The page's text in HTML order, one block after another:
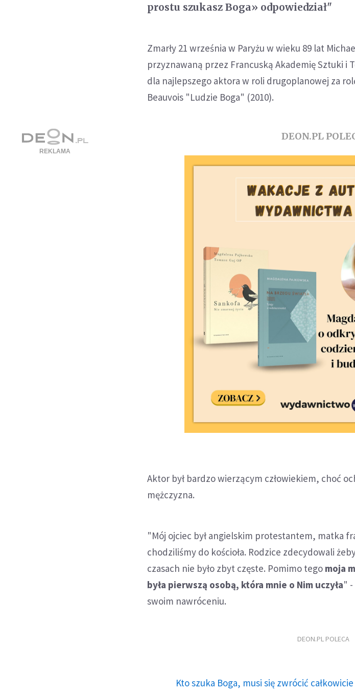
prostu szukasz Boga» odpowiedział"
Zmarły 21 września w Paryżu w wieku 89 lat
przyznawaną przez Francuską Akademię Sztuki i
dla najlepszego aktora w roli drugoplanowej za
Beauvois "Ludzie Boga" (2010).
DEON.PL
Aktor był bardzo wierzącym człowiekiem, choć
mężczyzna.
"Mój ojciec był angielskim protestantem, matka
chodziliśmy do kościoła. Rodzice zdecydowali
czasach nie było zbyt częste. Pomimo tego moja
była pierwszą osobą, która mnie o Nim uczyła"
swoim nawróceniu.
DEON.PL POLECA
Kto szuka Boga, musi się zwrócić